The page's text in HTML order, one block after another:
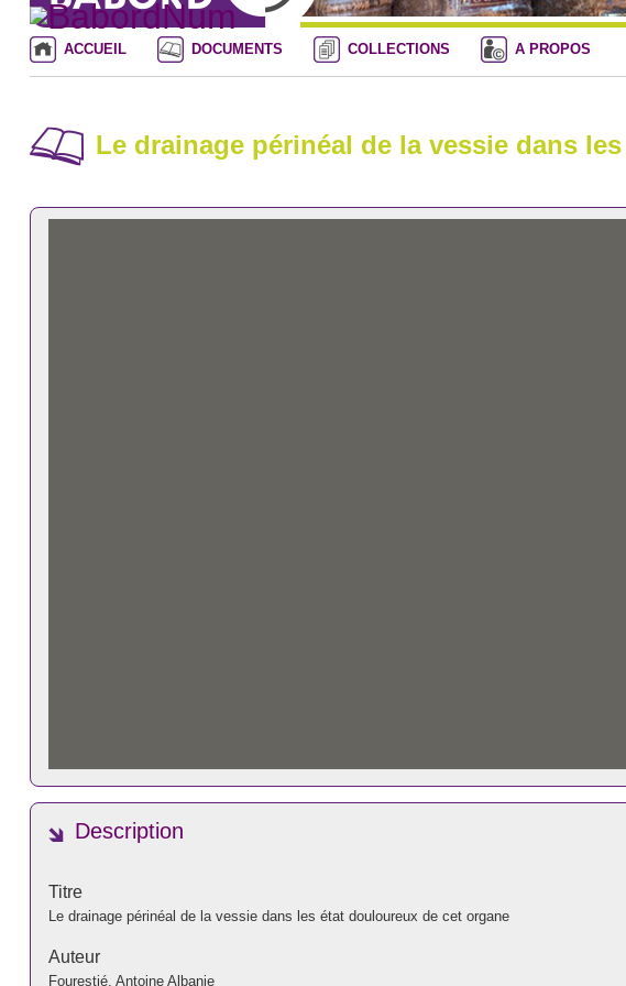
ACCUEIL DOCUMENTS COLLECTIONS A PROPOS
Le drainage périnéal de la vessie dans
Description
Titre
Le drainage périnéal de la vessie dans les état douloureux de cet organe
Auteur
Fourestié, Antoine Albanie